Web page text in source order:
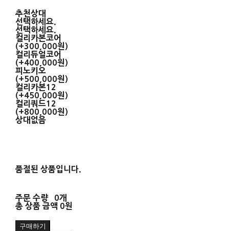
추천상대
선택하세요.
선택하세요.
컬리카본코어
(+300,000원)
컬리듀얼코어
(+400,000원)
피노키오
(+500,000원)
컬리카본12
(+450,000원)
컬리쿼드12
(+800,000원)
상대없음
품절된 상품입니다.
주문 수량
0개
총 상품 금액 0원
구매하기